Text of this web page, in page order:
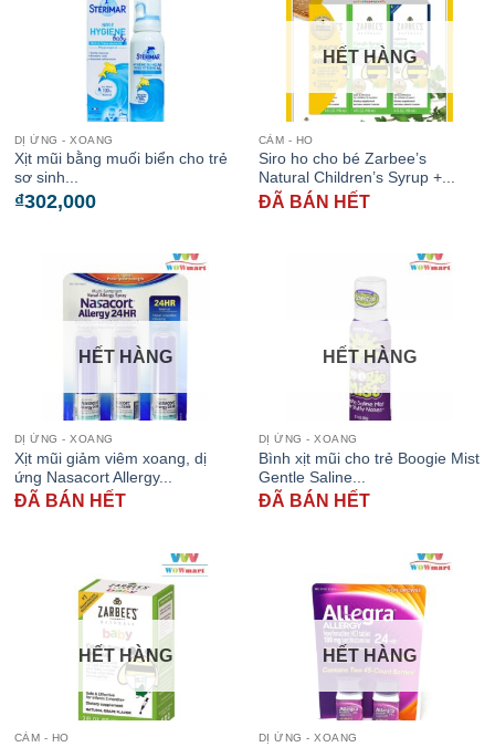
DỊ ỨNG - XOANG
Xịt mũi bằng muối biển cho trẻ
sơ sinh...
₫302,000
HẾT HÀNG
CẢM - HO
Siro ho cho bé Zarbee’s
Natural Children’s Syrup +...
ĐÃ BÁN HẾT
HẾT HÀNG
DỊ ỨNG - XOANG
Xịt mũi giảm viêm xoang, dị
ứng Nasacort Allergy...
ĐÃ BÁN HẾT
HẾT HÀNG
DỊ ỨNG - XOANG
Bình xịt mũi cho trẻ Boogie Mist
Gentle Saline...
ĐÃ BÁN HẾT
HẾT HÀNG
CẢM - HO
HẾT HÀNG
DỊ ỨNG - XOANG